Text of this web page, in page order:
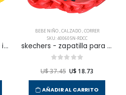
crocs - sandalias classic iam race car clog t para niño infante
BEBE NIÑO,CALZADO,CORRER
SKU: 400605N-RDCC
skechers - zapatilla para correr vortex 2.0.0 para niño infante
U$ 37.45 U$ 18.73
AÑADIR AL CARRITO